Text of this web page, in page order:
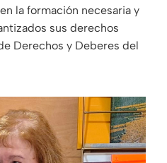
la formación necesaria y
sus derechos
Derechos y Deberes del